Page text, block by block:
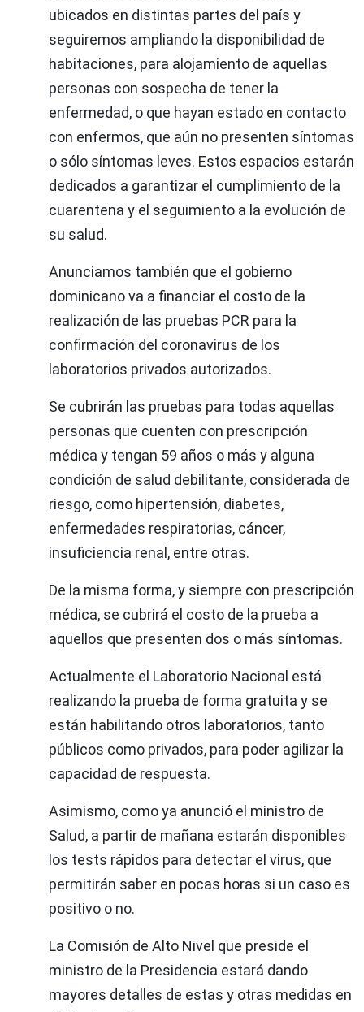
ubicados en distintas partes del país y
seguiremos ampliando la disponibilidad de
habitaciones, para alojamiento de aquellas
personas con sospecha de tener la
enfermedad, o que hayan estado en contacto
con enfermos, que aún no presenten síntomas
o sólo síntomas leves. Estos espacios estarán
dedicados a garantizar el cumplimiento de la
cuarentena y el seguimiento a la evolución de
su salud.
Anunciamos también que el gobierno
dominicano va a financiar el costo de la
realización de las pruebas PCR para la
confirmación del coronavirus de los
laboratorios privados autorizados.
Se cubrirán las pruebas para todas aquellas
personas que cuenten con prescripción
médica y tengan 59 años o más y alguna
condición de salud debilitante, considerada de
riesgo, como hipertensión, diabetes,
enfermedades respiratorias, cáncer,
insuficiencia renal, entre otras.
De la misma forma, y siempre con prescripción
médica, se cubrirá el costo de la prueba a
aquellos que presenten dos o más síntomas.
Actualmente el Laboratorio Nacional está
realizando la prueba de forma gratuita y se
están habilitando otros laboratorios, tanto
públicos como privados, para poder agilizar la
capacidad de respuesta.
Asimismo, como ya anunció el ministro de
Salud, a partir de mañana estarán disponibles
los tests rápidos para detectar el virus, que
permitirán saber en pocas horas si un caso es
positivo o no.
La Comisión de Alto Nivel que preside el
ministro de la Presidencia estará dando
mayores detalles de estas y otras medidas en